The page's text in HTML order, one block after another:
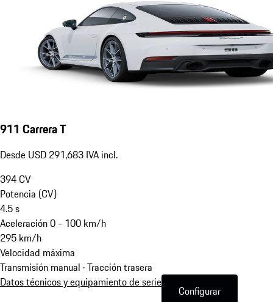
911 Carrera T
Desde USD 291,683 IVA incl.
394CV
Potencia (CV)
4.5s
Aceleración 0 - 100 km/h
295 km/h
Velocidad máxima
Transmisión manual · Tracción trasera
Datos técnicos y equipamiento de serie
Configurar